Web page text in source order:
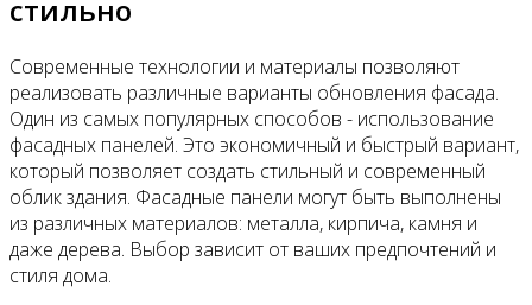
стильно
Современные технологии и материалы позволяют
реализовать различные варианты обновления фасада.
Один из самых популярных способов - использование
фасадных панелей. Это экономичный и быстрый вариант,
который позволяет создать стильный и современный
облик здания. Фасадные панели могут быть выполнены
из различных материалов: металла, кирпича, камня и
даже дерева. Выбор зависит от ваших предпочтений и
стиля дома.